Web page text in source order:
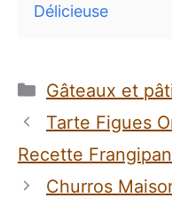
Délicieuse
Catégories
Gâteaux et
Tarte Figues
Recette
Churros